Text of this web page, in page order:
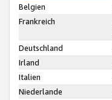
Belgien
Frankreich
Deutschland
Irland
Italien
Niederlande